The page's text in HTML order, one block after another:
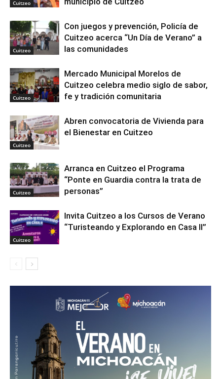
Cuitzeo
Cuitzeo
Con juegos y prevención, Policía de
Cuitzeo acerca “Un Día de Verano” a
las comunidades
Cuitzeo
Mercado Municipal Morelos de
Cuitzeo celebra medio siglo de sabor,
fe y tradición comunitaria
Cuitzeo
Abren convocatoria de Vivienda para
el Bienestar en Cuitzeo
Cuitzeo
Arranca en Cuitzeo el Programa
“Ponte en Guardia contra la trata de
personas”
Cuitzeo
Invita Cuitzeo a los Cursos de Verano
“Turisteando y Explorando en Casa II”